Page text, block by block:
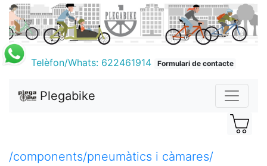
Telèfon/Whats: 622461914 Formulari de contacte
Plegabike
/components/pneumàtics i càmares/